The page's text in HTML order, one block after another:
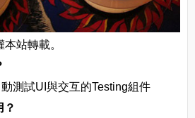
站轉載。
測試UI與交互的Testing組件
？